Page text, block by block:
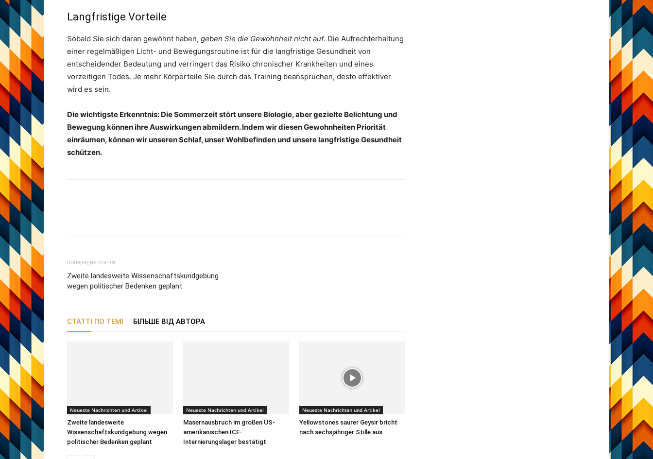
Langfristige Vorteile
Sobald Sie sich daran gewöhnt haben, geben Sie die Gewohnheit nicht auf. Die Aufrechterhaltung
einer regelmäßigen Licht- und Bewegungsroutine ist für die langfristige Gesundheit von
entscheidender Bedeutung und verringert das Risiko chronischer Krankheiten und eines
vorzeitigen Todes. Je mehr Körperteile Sie durch das Training beanspruchen, desto effektiver
wird es sein.
Die wichtigste Erkenntnis: Die Sommerzeit stört unsere Biologie, aber gezielte Belichtung und
Bewegung können ihre Auswirkungen abmildern. Indem wir diesen Gewohnheiten Priorität
einräumen, können wir unseren Schlaf, unser Wohlbefinden und unsere langfristige Gesundheit
schützen.
попередня стаття
Zweite landesweite Wissenschaftskundgebung
wegen politischer Bedenken geplant
СТАТТІ ПО ТЕМІ БІЛЬШЕ ВІД АВТОРА
Neueste Nachrichten und Artikel
Zweite landesweite
Wissenschaftskundgebung wegen
politischer Bedenken geplant
Neueste Nachrichten und Artikel
Masernausbruch im großen US-
amerikanischen ICE-
Internierungslager bestätigt
Neueste Nachrichten und Artikel
Yellowstones saurer Geysir bricht
nach sechsjähriger Stille aus